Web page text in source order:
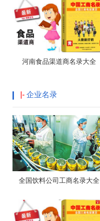
河南食品渠道商名录大全
|- 企业名录
全国饮料公司工商名录大全